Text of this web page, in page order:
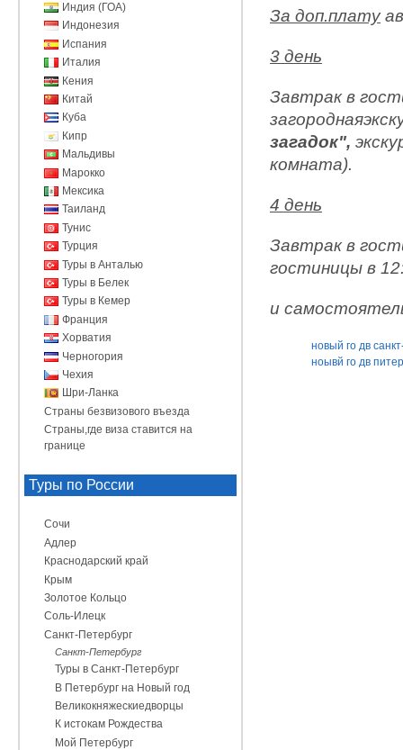
За доп.плату
3 день
Завтрак в
загадок",
комната).
4 день
Завтрак в
гостиницы в
и
новый го дв
ноывй го дв
Индия (ГОА)
Индонезия
Испания
Италия
Кения
Китай
Куба
Кипр
Мальдивы
Марокко
Мексика
Таиланд
Тунис
Турция
Туры в Анталью
Туры в Белек
Туры в Кемер
Франция
Хорватия
Черногория
Чехия
Шри-Ланка
Страны безвизового въезда
Страны,где виза ставится на
границе
Туры по России
Сочи
Адлер
Краснодарский край
Крым
Золотое Кольцо
Соль-Илецк
Санкт-Петербург
Санкт-Петербург
Туры в Санкт-Петербург
В Петербург на Новый год
Великокняжескиедворцы
К истокам Рождества
Мой Петербург